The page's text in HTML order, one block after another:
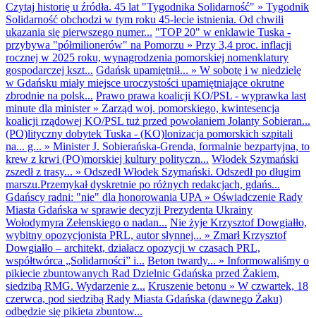
Czytaj historię u źródła. 45 lat "Tygodnika Solidarność" » Tygodnik
Solidarność obchodzi w tym roku 45-lecie istnienia. Od chwili
ukazania się pierwszego numer... "TOP 20" w enklawie Tuska -
przybywa "półmilionerów" na Pomorzu » Przy 3,4 proc. inflacji
rocznej w 2025 roku, wynagrodzenia pomorskiej nomenklatury
gospodarczej kszt... Gdańsk upamiętnił... » W sobotę i w niedzielę
w Gdańsku miały miejsce uroczystości upamiętniające okrutne
zbrodnie na polsk... Prawo prawa koalicji KO/PSL - wyprawka last
minute dla minister» Zarząd woj. pomorskiego, kwintesencja
koalicji rządowej KO/PSL tuż przed powołaniem Jolanty Sobieran...
(PO)lityczny dobytek Tuska - (KO)lonizacja pomorskich szpitali
na... g... » Minister J. Sobierańska-Grenda, formalnie bezpartyjna, to
krew z krwi (PO)morskiej kultury polityczn... Włodek Szymański
zszedł z trasy... » Odszedł Włodek Szymański. Odszedł po długim
marszu.Przemykał dyskretnie po różnych redakcjach, gdańs...
Gdańscy radni: "nie" dla honorowania UPA » Oświadczenie Rady
Miasta Gdańska w sprawie decyzji Prezydenta Ukrainy
Wołodymyra Zełenskiego o nadan... Nie żyje Krzysztof Dowgiałło,
wybitny opozycjonista PRL, autor słynnej... » Zmarł Krzysztof
Dowgiałło – architekt, działacz opozycji w czasach PRL,
współtwórca „Solidarności” i... Beton twardy... » Informowaliśmy o
pikiecie zbuntowanych Rad Dzielnic Gdańska przed Żakiem,
siedzibą RMG. Wydarzenie z... Kruszenie betonu » W czwartek, 18
czerwca, pod siedzibą Rady Miasta Gdańska (dawnego Żaku)
odbędzie się pikieta zbuntow...